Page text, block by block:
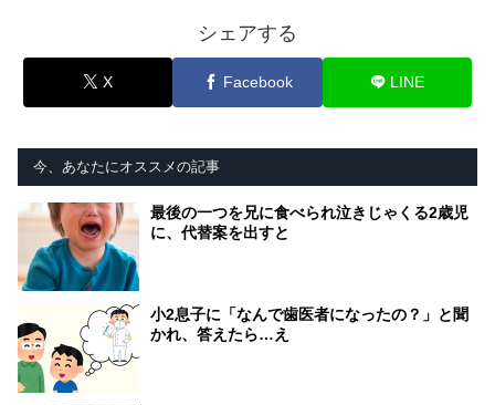
シェアする
X Facebook LINE
今、あなたにオススメの記事
最後の一つを兄に食べられ泣きじゃくる2歳児
に、代替案を出すと
小2息子に「なんで歯医者になったの？」と聞
かれ、答えたら…え